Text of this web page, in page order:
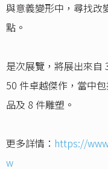
與意義變形中，尋找改
點。
是次展覽，將展出來自
50 件卓越傑作，當中
品及 8 件雕塑。
更多詳情： https://
w